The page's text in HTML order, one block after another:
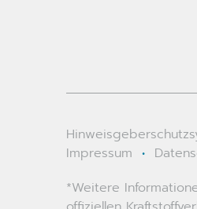
Impressum •
*Weitere